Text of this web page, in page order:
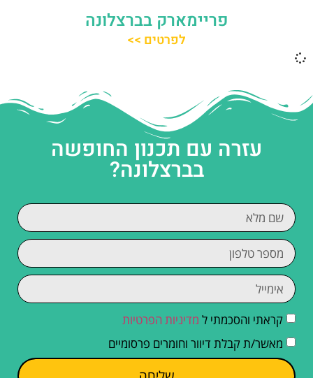
פריימארק בברצלונה
לפרטים >>
עזרה עם תכנון החופשה
בברצלונה?
קראתי והסכמתי ל מדיניות הפרטיות
מאשר/ת קבלת דיוור וחומרים פרסומיים